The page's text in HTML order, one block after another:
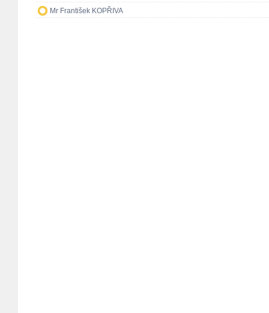
Mr František KOPŘIVA